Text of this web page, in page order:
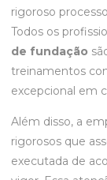
rigoroso
Todos os
de fundação
treinamentos
excepcional em
Além disso, a
rigorosos que
executada de